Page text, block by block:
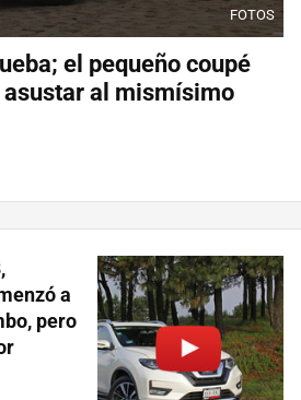
FOTOS
el pequeño coupé
asustar al mismísimo
a
pero